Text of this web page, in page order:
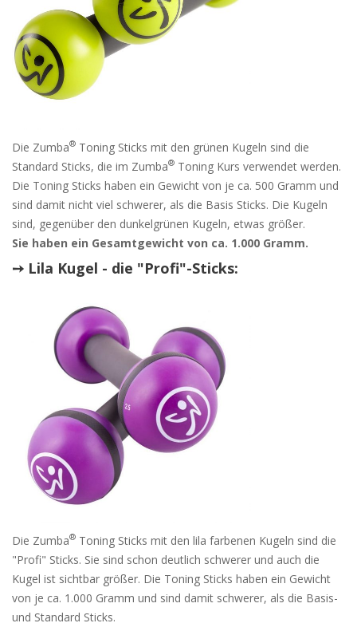
Die Zumba® Toning Sticks mit den grünen Kugeln sind die
Standard Sticks, die im Zumba® Toning Kurs verwendet werden.
Die Toning Sticks haben ein Gewicht von je ca. 500 Gramm und
sind damit nicht viel schwerer, als die Basis Sticks. Die Kugeln
sind, gegenüber den dunkelgrünen Kugeln, etwas größer.
Sie haben ein Gesamtgewicht von ca. 1.000 Gramm.
➙ Lila Kugel - die "Profi"-Sticks:
Die Zumba® Toning Sticks mit den lila farbenen Kugeln sind die
"Profi" Sticks. Sie sind schon deutlich schwerer und auch die
Kugel ist sichtbar größer. Die Toning Sticks haben ein Gewicht
von je ca. 1.000 Gramm und sind damit schwerer, als die Basis-
und Standard Sticks.